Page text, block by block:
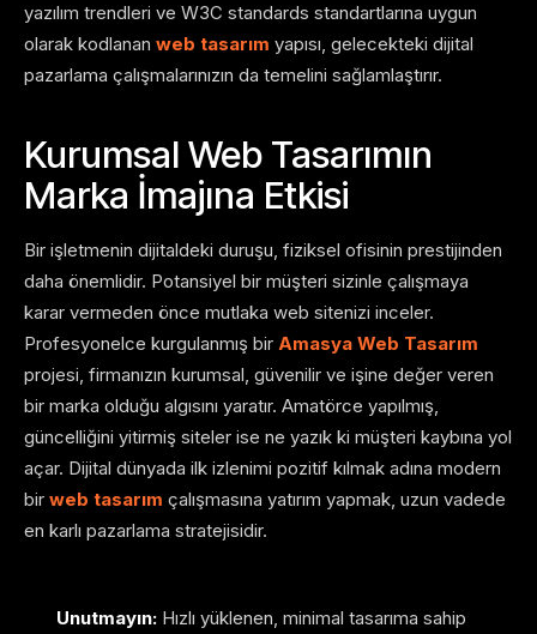
yazılım trendleri ve W3C standards standartlarına uygun
olarak kodlanan web tasarım yapısı, gelecekteki dijital
pazarlama çalışmalarınızın da temelini sağlamlaştırır.
Kurumsal Web Tasarımın
Marka İmajına Etkisi
Bir işletmenin dijitaldeki duruşu, fiziksel ofisinin prestijinden
daha önemlidir. Potansiyel bir müşteri sizinle çalışmaya
karar vermeden önce mutlaka web sitenizi inceler.
Profesyonelce kurgulanmış bir Amasya Web Tasarım
projesi, firmanızın kurumsal, güvenilir ve işine değer veren
bir marka olduğu algısını yaratır. Amatörce yapılmış,
güncelliğini yitirmiş siteler ise ne yazık ki müşteri kaybına yol
açar. Dijital dünyada ilk izlenimi pozitif kılmak adına modern
bir web tasarım çalışmasına yatırım yapmak, uzun vadede
en karlı pazarlama stratejisidir.
Unutmayın: Hızlı yüklenen, minimal tasarıma sahip